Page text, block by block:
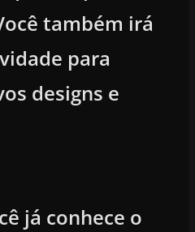
também irá
para
designs e
já conhece o